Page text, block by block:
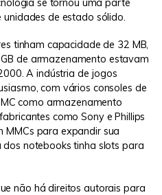
se tornou uma parte
de estado sólido.
tinham capacidade de 32 MB,
de armazenamento estavam
A indústria de jogos
com vários consoles de
como armazenamento
como Sony e Phillips
MMCs para expandir sua
notebooks tinha slots para
não há direitos autorais para